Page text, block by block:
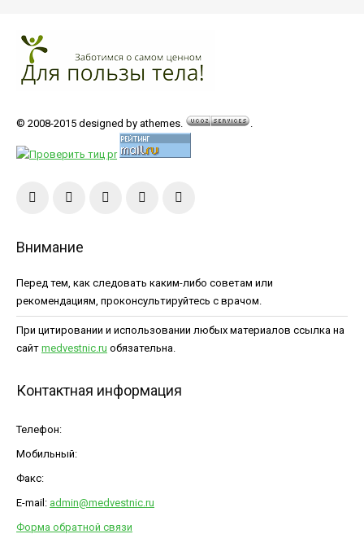
© 2008-2015 designed by athemes. .
Внимание
Перед тем, как следовать каким-либо советам или
рекомендациям, проконсультируйтесь с врачом.
При цитировании и использовании любых материалов ссылка на
сайт medvestnic.ru обязательна.
Контактная информация
Телефон:
Мобильный:
Факс:
E-mail: admin@medvestnic.ru
Форма обратной связи